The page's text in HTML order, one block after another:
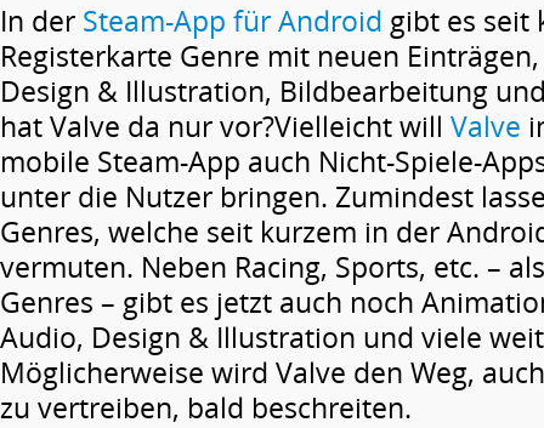
In der Steam-App für Android gibt es seit
Registerkarte Genre mit neuen
Design & Illustration, Bildbearbeitung
hat Valve da nur vor?Vielleicht will Valve
mobile Steam-App auch Nicht-Spiele-
unter die Nutzer bringen. Zumindest
Genres, welche seit kurzem in der
vermuten. Neben Racing, Sports, etc. –
Genres – gibt es jetzt auch noch
Audio, Design & Illustration und viele
Möglicherweise wird Valve den Weg,
zu vertreiben, bald beschreiten.